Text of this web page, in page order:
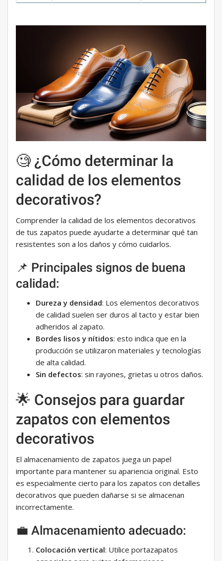
🧐 ¿Cómo determinar la
calidad de los elementos
decorativos?
Comprender la calidad de los elementos decorativos
de tus zapatos puede ayudarte a determinar qué tan
resistentes son a los daños y cómo cuidarlos.
📌 Principales signos de buena
calidad:
Dureza y densidad: Los elementos decorativos
de calidad suelen ser duros al tacto y estar bien
adheridos al zapato.
Bordes lisos y nítidos: esto indica que en la
producción se utilizaron materiales y tecnologías
de alta calidad.
Sin defectos: sin rayones, grietas u otros daños.
🌟 Consejos para guardar
zapatos con elementos
decorativos
El almacenamiento de zapatos juega un papel
importante para mantener su apariencia original. Esto
es especialmente cierto para los zapatos con detalles
decorativos que pueden dañarse si se almacenan
incorrectamente.
💼 Almacenamiento adecuado:
Colocación vertical: Utilice portazapatos